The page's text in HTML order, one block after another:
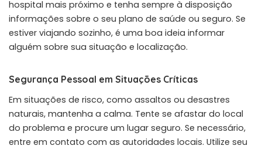
hospital mais próximo e tenha sempre à disposição
informações sobre o seu plano de saúde ou seguro. Se
estiver viajando sozinho, é uma boa ideia informar
alguém sobre sua situação e localização.
Segurança Pessoal em Situações Críticas
Em situações de risco, como assaltos ou desastres
naturais, mantenha a calma. Tente se afastar do local
do problema e procure um lugar seguro. Se necessário,
entre em contato com as autoridades locais. Utilize seu